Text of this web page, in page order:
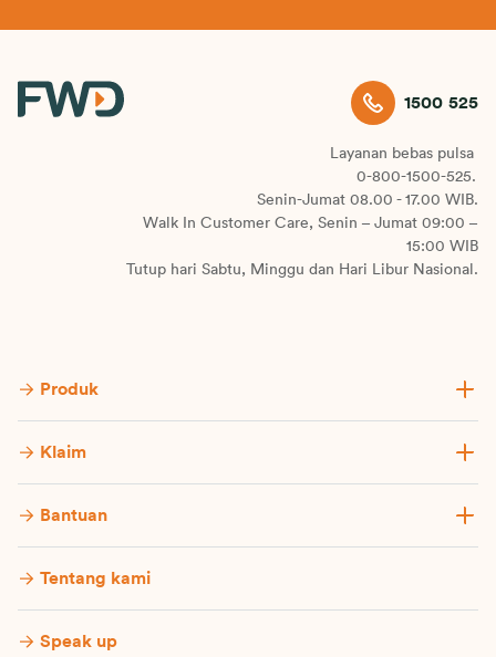
1500 525
Layanan bebas pulsa
0-800-1500-525.
Senin-Jumat 08.00 - 17.00 WIB.
Walk In Customer Care, Senin – Jumat 09:00 –
15:00 WIB
Tutup hari Sabtu, Minggu dan Hari Libur Nasional.
Produk
Klaim
Bantuan
Tentang kami
Speak up